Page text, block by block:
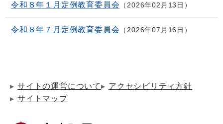
令和８年１月定例教育委員会 2026年02月13日
令和８年７月定例教育委員会 2026年07月16日
サイトの運営について
アクセシビリティ方針
サイトマップ